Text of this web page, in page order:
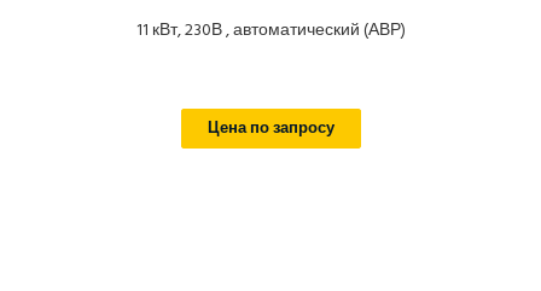
11 кВт, 230В , автоматический (АВР)
Цена по запросу